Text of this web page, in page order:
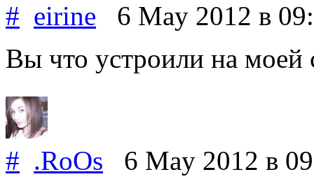
# eirine 6 May 2012 в
Вы что устроили на моей
# .RoOs 6 May 2012 в